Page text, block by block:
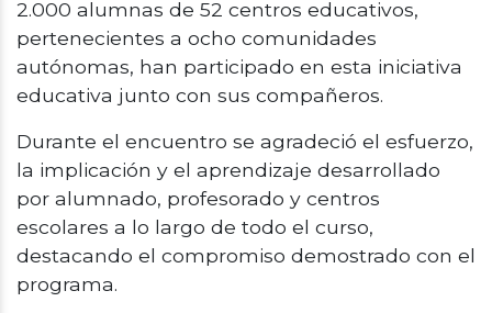
2.000 alumnas de 52 centros educativos,
pertenecientes a ocho comunidades
autónomas, han participado en esta iniciativa
educativa junto con sus compañeros.
Durante el encuentro se agradeció el esfuerzo,
la implicación y el aprendizaje desarrollado
por alumnado, profesorado y centros
escolares a lo largo de todo el curso,
destacando el compromiso demostrado con el
programa.